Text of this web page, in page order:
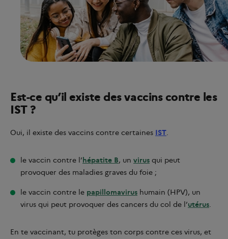
Est-ce qu’il existe des vaccins contre les
IST ?
Oui, il existe des vaccins contre certaines IST.
le vaccin contre l’hépatite B, un virus qui peut
provoquer des maladies graves du foie ;
le vaccin contre le papillomavirus humain (HPV), un
virus qui peut provoquer des cancers du col de l’utérus.
En te vaccinant, tu protèges ton corps contre ces virus, et